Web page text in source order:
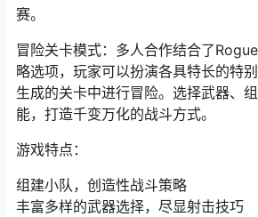
赛。
冒险关卡模式：多人合作结合了
略选项，玩家可以扮演各具特长的特
生成的关卡中进行冒险。选择武器、
能，打造千变万化的战斗方式。
游戏特点：
组建小队，创造性战斗策略
丰富多样的武器选择，尽显射击技巧